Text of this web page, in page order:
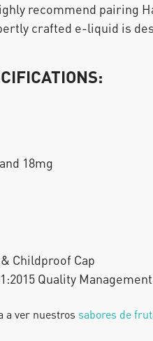
recommend pairing
crafted e-liquid is
18mg
Childproof Cap
Quality Management
a ver nuestros sabores de